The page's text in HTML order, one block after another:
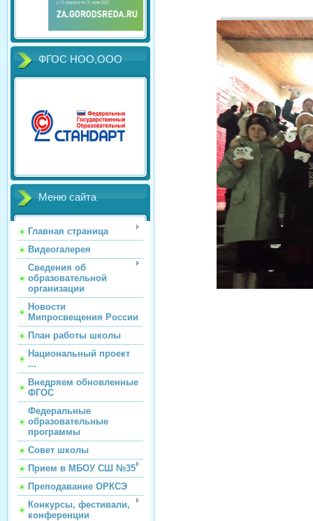
ФГОС НОО,ООО
Меню сайта
Главная страница
Видеогалерея
Сведения об
образовательной
организации
Новости
Мипросвещения России
План работы школы
Национальный проект
...
Внедряем обновленные
ФГОС
Федеральные
образовательные
программы
Совет школы
Прием в МБОУ СШ №35
Преподавание ОРКСЭ
Конкурсы, фестивали,
конференции